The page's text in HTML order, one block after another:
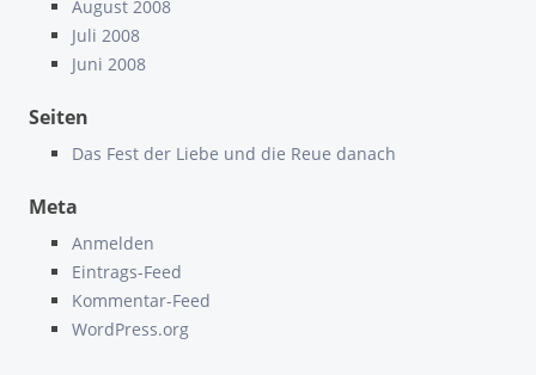
August 2008
Juli 2008
Juni 2008
Seiten
Das Fest der Liebe und die Reue danach
Meta
Anmelden
Eintrags-Feed
Kommentar-Feed
WordPress.org